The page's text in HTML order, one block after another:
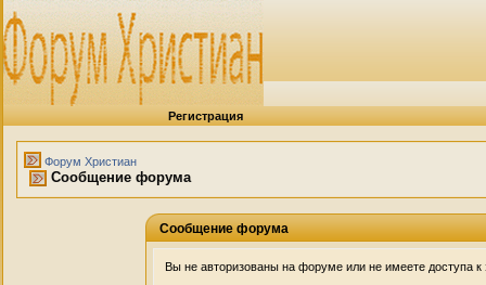
Регистрация
Форум Христиан
Сообщение форума
Сообщение форума
Вы не авторизованы на форуме или не имеете доступа к